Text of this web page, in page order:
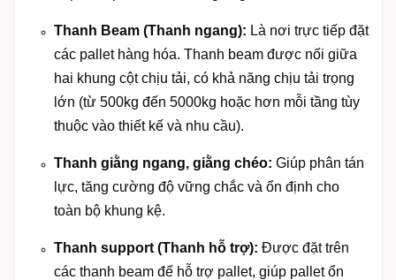
Thanh Beam (Thanh ngang): Là nơi trực tiếp đặt
các pallet hàng hóa. Thanh beam được nối giữa
hai khung cột chịu tải, có khả năng chịu tải trọng
lớn (từ 500kg đến 5000kg hoặc hơn mỗi tầng tùy
thuộc vào thiết kế và nhu cầu).
Thanh giằng ngang, giằng chéo: Giúp phân tán
lực, tăng cường độ vững chắc và ổn định cho
toàn bộ khung kệ.
Thanh support (Thanh hỗ trợ): Được đặt trên
các thanh beam để hỗ trợ pallet, giúp pallet ổn